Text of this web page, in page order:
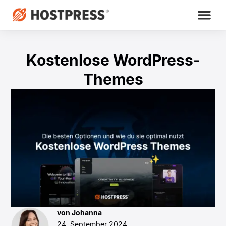
Kostenlose WordPress-
Themes
von Johanna
24. September 2024